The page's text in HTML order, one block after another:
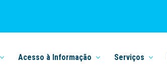
Acesso à Informação Serviços